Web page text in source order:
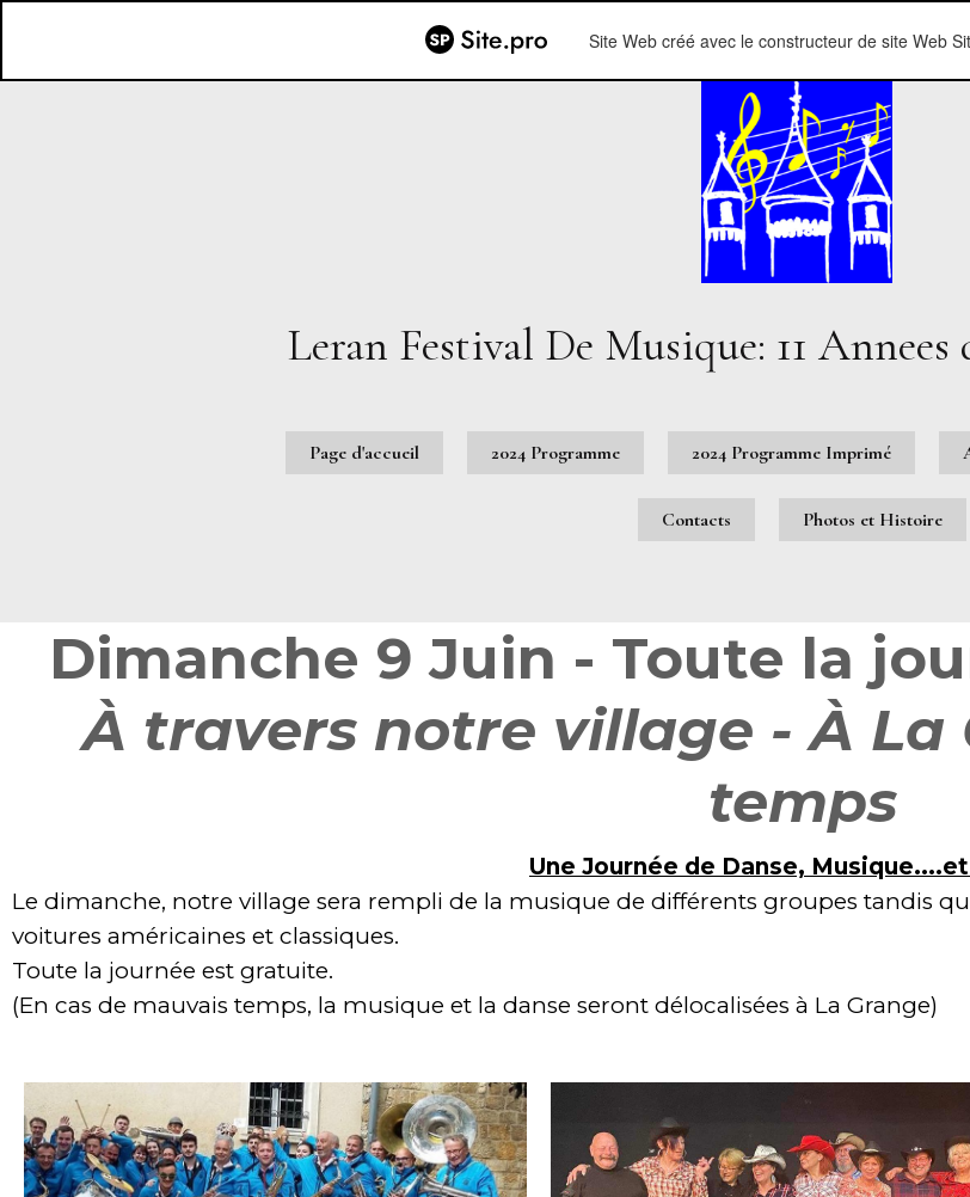
Site Web créé avec le constructeur de site Web
Leran Festival De Musique: 11
Page d'accueil 2024 Programme 2024 Programme Imprimé
Contacts Photos et Histoire
Dimanche 9 Juin - Toute la
À travers notre village - À La
temps
Une Journée de Danse,
Le dimanche, notre village sera rempli de la musique de différents groupes tandis
voitures américaines et classiques.
Toute la journée est gratuite.
(En cas de mauvais temps, la musique et la danse seront délocalisées à La Grange)